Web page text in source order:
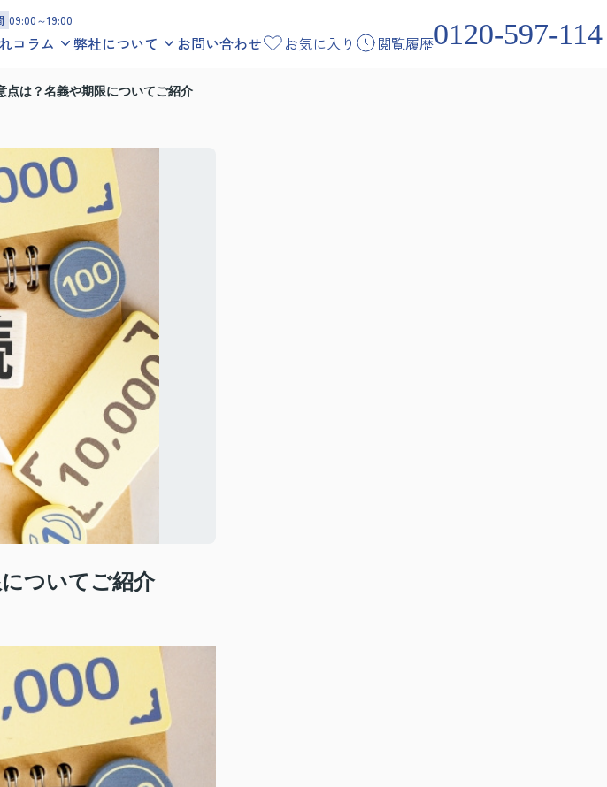
09:00～19:00
コラム
タッフブログ
弊社について
会社概要
アクセスマップ
お問い合わせ お気に入り 閲覧履歴0120-597-114
点は？名義や期限についてご紹介
ついてご紹介